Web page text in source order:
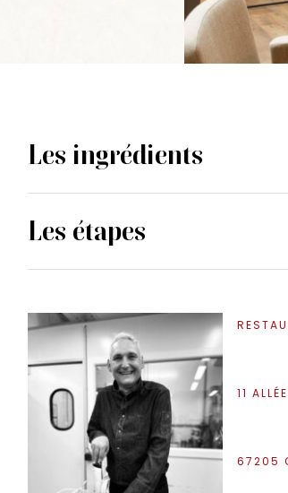
Les ingrédients
Les étapes
11
67205